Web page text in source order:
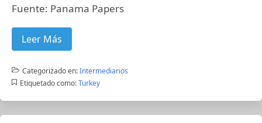
Fuente: Panama Papers
Leer Más
Categorizado en:Intermediarios
Etiquetado como: Turkey